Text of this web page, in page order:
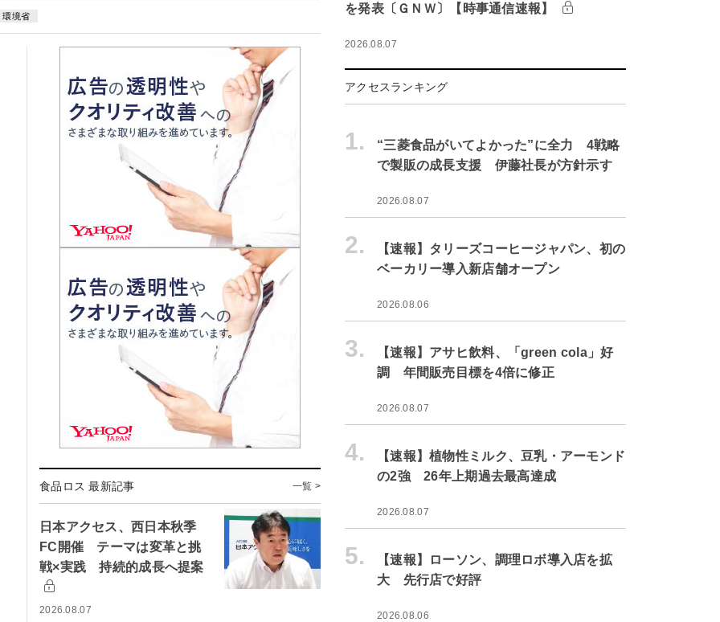
環境省
食品ロス 最新記事 一覧 >
日本アクセス、西日本秋季
FC開催 テーマは変革と挑
戦×実践 持続的成長へ提案
2026.08.07
を発表〔ＧＮＷ〕【時事通信速報】
2026.08.07
アクセスランキング
1.
“三菱食品がいてよかった”に全力 4戦略
で製販の成長支援 伊藤社長が方針示す
2026.08.07
2.
【速報】タリーズコーヒージャパン、初の
ベーカリー導入新店舗オープン
2026.08.06
3.
【速報】アサヒ飲料、「green cola」好
調 年間販売目標を4倍に修正
2026.08.07
4.
【速報】植物性ミルク、豆乳・アーモンド
の2強 26年上期過去最高達成
2026.08.07
5.
【速報】ローソン、調理ロボ導入店を拡
大 先行店で好評
2026.08.06